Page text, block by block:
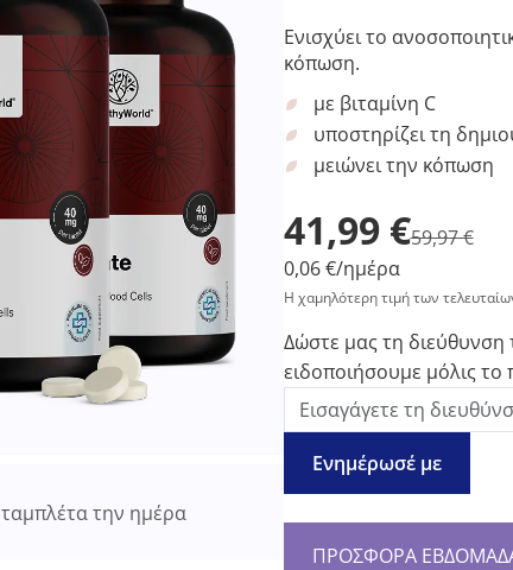
ταμπλέτα την ημέρα
Ενισχύει το
κόπωση.
με βιταμίνη C
υποστηρίζει τη
μειώνει την κόπωση
41,99 €59,97 €
0,06 €/ημέρα
Η χαμηλότερη τιμή των
Δώστε μας τη διεύθυνση
ειδοποιήσουμε μόλις το
Ενημέρωσέ με
ΠΡΟΣΦΟΡΑ